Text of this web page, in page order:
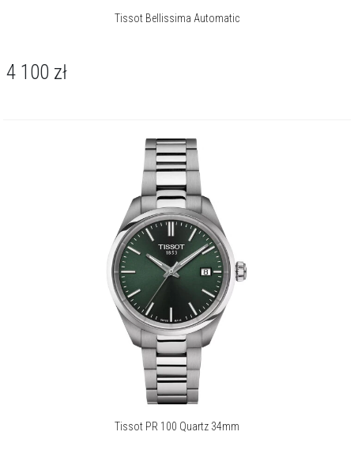
Tissot Bellissima Automatic
4 100 zł
Tissot PR 100 Quartz 34mm